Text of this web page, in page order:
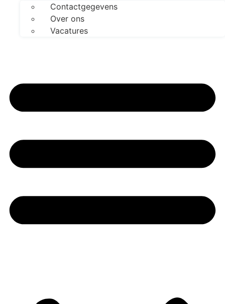
Contactgegevens
Over ons
Vacatures